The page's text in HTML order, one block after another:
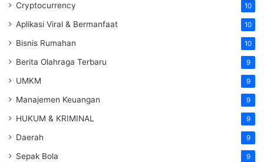
Cryptocurrency 10
Aplikasi Viral & Bermanfaat 10
Bisnis Rumahan 10
Berita Olahraga Terbaru 9
UMKM 9
Manajemen Keuangan 9
HUKUM & KRIMINAL 9
Daerah 9
Sepak Bola 9